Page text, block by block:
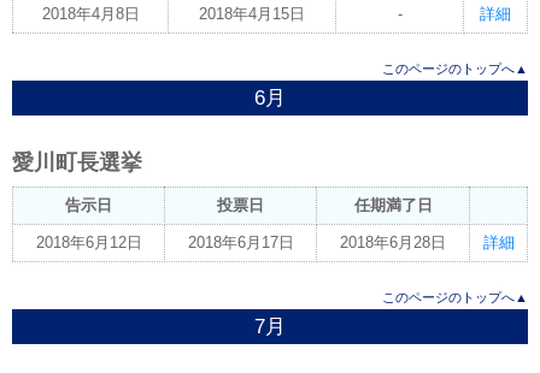
2018年4月8日 2018年4月15日 - 詳細
このページのトップへ▲
6月
愛川町長選挙
告示日 投票日 任期満了日
2018年6月12日 2018年6月17日 2018年6月28日 詳細
このページのトップへ▲
7月